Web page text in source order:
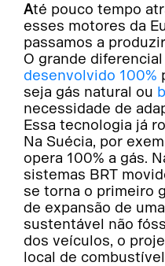
Até pouco tempo atrás, a Scania importava
esses motores da
passamos a
O grande
desenvolvido 100%
seja gás natural ou
necessidade de
Essa tecnologia já
Na Suécia, por
opera 100% a gás.
sistemas BRT
se torna o primeiro
de expansão de
sustentável não
dos veículos, o
local de